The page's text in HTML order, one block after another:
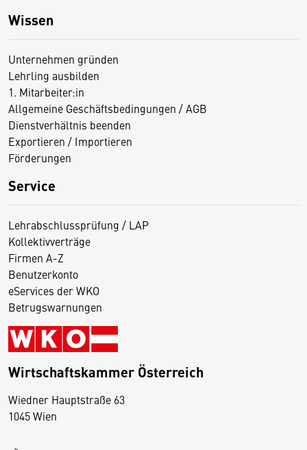
Wissen
Unternehmen gründen
Lehrling ausbilden
1. Mitarbeiter:in
Allgemeine Geschäftsbedingungen / AGB
Dienstverhältnis beenden
Exportieren / Importieren
Förderungen
Service
Lehrabschlussprüfung / LAP
Kollektivverträge
Firmen A-Z
Benutzerkonto
eServices der WKO
Betrugswarnungen
Wirtschaftskammer Österreich
Wiedner Hauptstraße 63
1045 Wien
D